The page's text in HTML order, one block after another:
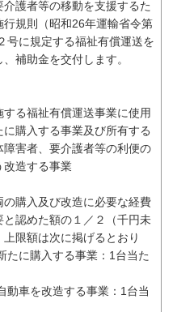
護者等の移動を支援するた
行規則（昭和26年運輸省令第
号に規定する福祉有償運送を
補助金を交付します。
る福祉有償運送事業に使用
購入する事業及び所有する
障害者、要介護者等の利便の
改造する事業
の購入及び改造に必要な経費
と認めた額の１／２（千円未
限額は次に掲げるとおり
に購入する事業：1台当た
車を改造する事業：1台当